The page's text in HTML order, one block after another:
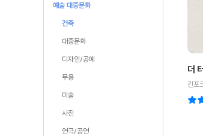
예술 대중문화
건축
대중문화
디자인/공예
무용
미술
사진
연극/공연
더
킨포